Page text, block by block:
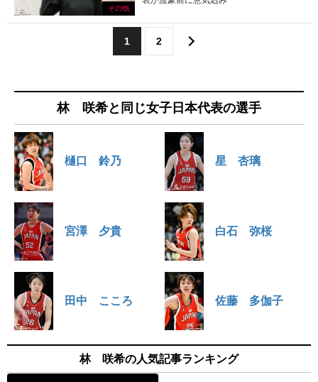
その他
1 2
林 咲希と同じ女子日本代表の選手
樋口 鈴乃 星 杏璃
宮澤 夕貴 白石 弥桜
田中 こころ 佐藤 多伽子
林 咲希の人気記事ランキング